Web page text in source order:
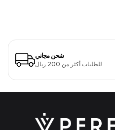
شحن مجاني
للطلبات أكثر من 200 ريال